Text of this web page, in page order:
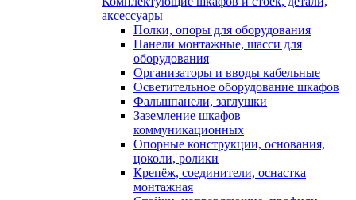
аксессуары
Полки, опоры для оборудования
Панели монтажные, шасси для
оборудования
Организаторы и вводы кабельные
Осветительное оборудование шкафов
Фальшпанели, заглушки
Заземление шкафов
коммуникационных
Опорные конструкции, основания,
цоколи, ролики
Крепёж, соединители, оснастка
монтажная